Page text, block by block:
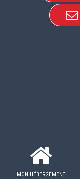
MON HÉBERGEMENT